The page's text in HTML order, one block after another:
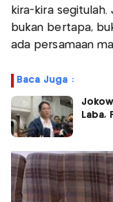
kira-kira
bukan bertapa,
ada persamaan
Baca Juga :
Laba,